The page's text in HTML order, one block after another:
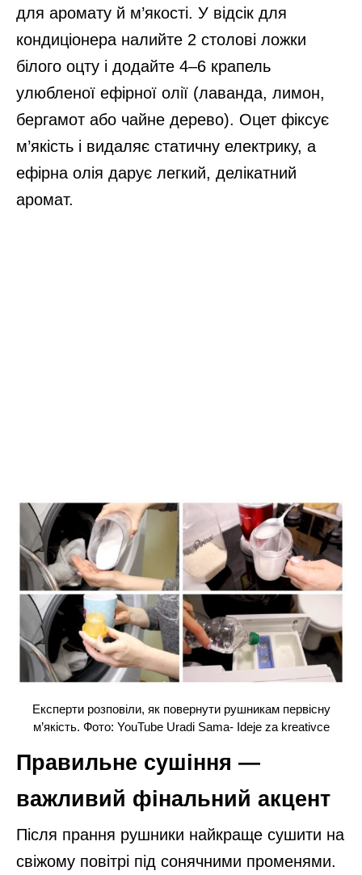
для аромату й м’якості. У відсік для
кондиціонера налийте 2 столові ложки
білого оцту і додайте 4–6 крапель
улюбленої ефірної олії (лаванда, лимон,
бергамот або чайне дерево). Оцет фіксує
м’якість і видаляє статичну електрику, а
ефірна олія дарує легкий, делікатний
аромат.
Експерти розповіли, як повернути рушникам первісну
м’якість. Фото: YouTube Uradi Sama- Ideje za kreativce
Правильне сушіння —
важливий фінальний акцент
Після прання рушники найкраще сушити на
свіжому повітрі під сонячними променями.